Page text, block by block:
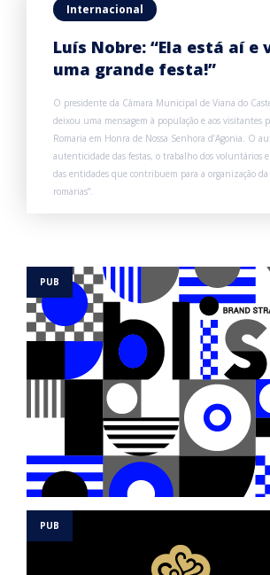
Internacional
Luís Nobre: “Ela está aí e
uma grande festa!”
O presidente da Câmara Municipal de Viana do
deixou uma mensagem à população e aos visitantes
Romaria em Honra de Nossa Senhora d’Agonia. O
autenticidade das festas, o trabalho dos voluntários
das entidades que contribuem para a organização da
romarias”.